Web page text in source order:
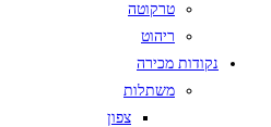
טרקוטה
ריהוט
נקודות מכירה
משתלות
צפון